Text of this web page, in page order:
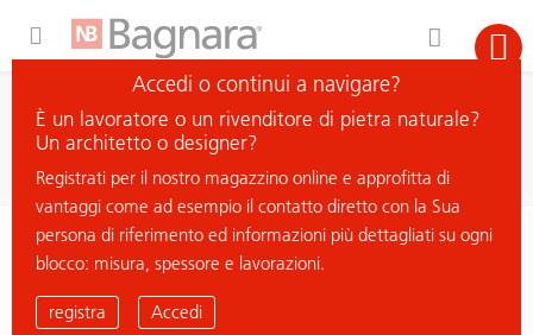
cerca materiale
< ritorna all'elenco
SPECTRUM QUARTZITE
Accedi o continui a navigare?
È un lavoratore o un rivenditore di pietra naturale?
Un architetto o designer?
Registrati per il nostro magazzino online e approfitta di
vantaggi come ad esempio il contatto diretto con la Sua
persona di riferimento ed informazioni più dettagliati su ogni
blocco: misura, spessore e lavorazioni.
registra Accedi